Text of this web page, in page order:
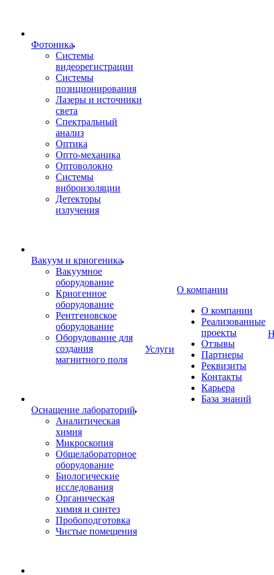
Фотоника
Cистемы
видеорегистрации
Системы
позиционирования
Лазеры и источники
света
Спектральный
анализ
Оптика
Опто-механика
Оптоволокно
Системы
виброизоляции
Детекторы
излучения
Вакуум и криогеника
Вакуумное
оборудование
Криогенное
оборудование
Рентгеновское
оборудование
Оборудование для
создания
магнитного поля
Оснащение лабораторий
Аналитическая
химия
Микроскопия
Общелабораторное
оборудование
Биологические
исследования
Органическая
химия и синтез
Пробоподготовка
Чистые помещения
Услуги
О компании
О компании
Реализованные
проекты
Отзывы
Партнеры
Реквизиты
Контакты
Карьера
База знаний